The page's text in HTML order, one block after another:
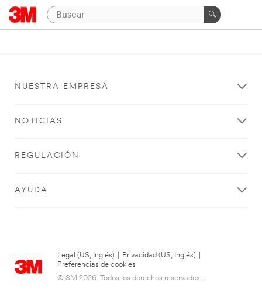
NUESTRA EMPRESA
NOTICIAS
REGULACIÓN
AYUDA
Legal (US, Inglés) Privacidad (US, Inglés)
Preferencias de cookies
© 3M 2026. Todos los derechos reservados..